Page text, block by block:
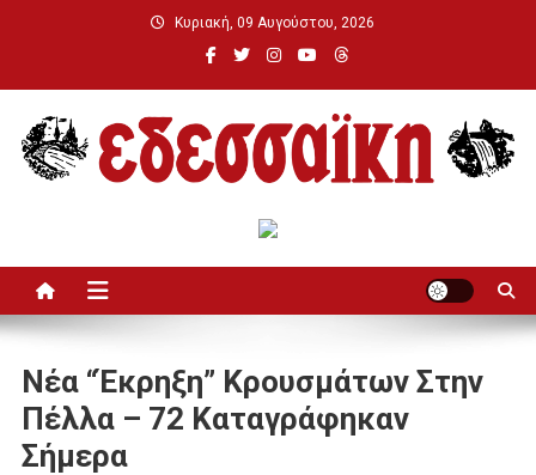
Κυριακή, 09 Αυγούστου, 2026
Νέα “έκρηξη” Κρουσμάτων Στην
Πέλλα – 72 Καταγράφηκαν
Σήμερα